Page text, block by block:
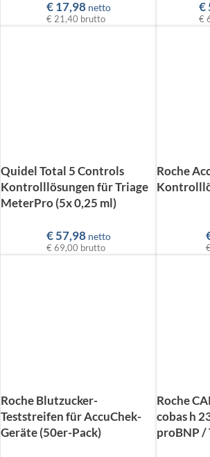
€17,98 netto
€ 21,40 brutto
€
€
Quidel Total 5 Controls
Kontrolllösungen für Triage
MeterPro (5x 0,25 ml)
€57,98 netto
€ 69,00 brutto
Roche
Roche Blutzucker-
Teststreifen für AccuChek-
Geräte (50er-Pack)
Roche
cobas h
proBNP /